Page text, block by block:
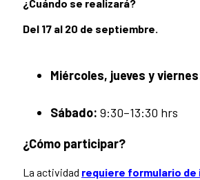
¿Cuándo se realizará?
Del 17 al 20 de septiembre.
Miércoles, jueves y
Sábado: 9:30–13:30 hrs
¿Cómo participar?
La actividad requiere formulario